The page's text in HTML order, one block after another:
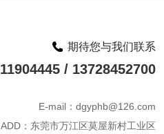
期待您与我们联系
/ 13728452700
E-mail：dgyphb@126.com
ADD：东莞市万江区莫屋新村工业区